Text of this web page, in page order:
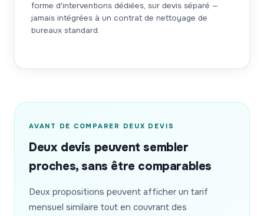
forme d'interventions dédiées, sur devis séparé —
jamais intégrées à un contrat de nettoyage de
bureaux standard.
AVANT DE COMPARER DEUX DEVIS
Deux devis peuvent sembler
proches, sans être comparables
Deux propositions peuvent afficher un tarif
mensuel similaire tout en couvrant des